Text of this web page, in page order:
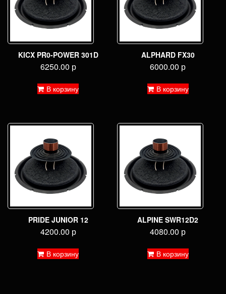
KICX PR0-POWER 301D
6250.00 р
В корзину
ALPHARD FX30
6000.00 р
В корзину
PRIDE JUNIOR 12
4200.00 р
В корзину
ALPINE SWR12D2
4080.00 р
В корзину